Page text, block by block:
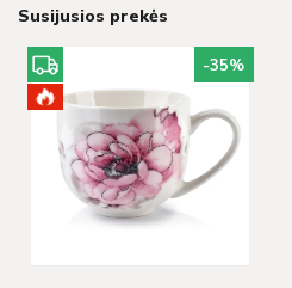
Susijusios prekės
-35%